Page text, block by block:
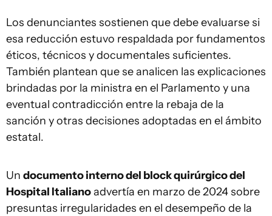
Los denunciantes sostienen que debe evaluarse si
esa reducción estuvo respaldada por fundamentos
éticos, técnicos y documentales suficientes.
También plantean que se analicen las explicaciones
brindadas por la ministra en el Parlamento y una
eventual contradicción entre la rebaja de la
sanción y otras decisiones adoptadas en el ámbito
estatal.
Un documento interno del block quirúrgico del
Hospital Italianoadvertía en marzo de 2024 sobre
presuntas irregularidades en el desempeño de la